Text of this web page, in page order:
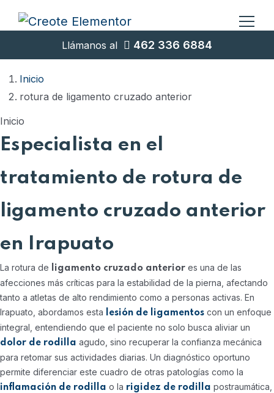
Llámanos al 462 336 6884
Inicio
rotura de ligamento cruzado anterior
Inicio
Especialista en el
tratamiento de rotura de
ligamento cruzado anterior
en Irapuato
La rotura de ligamento cruzado anterior es una de las
afecciones más críticas para la estabilidad de la pierna, afectando
tanto a atletas de alto rendimiento como a personas activas. En
Irapuato, abordamos esta
lesión de ligamentos con un enfoque
integral, entendiendo que el paciente no solo busca aliviar un
dolor de rodilla agudo, sino recuperar la confianza mecánica
para retomar sus actividades diarias. Un diagnóstico oportuno
permite diferenciar este cuadro de otras patologías como la
inflamación de rodilla o la rigidez de rodilla postraumática,